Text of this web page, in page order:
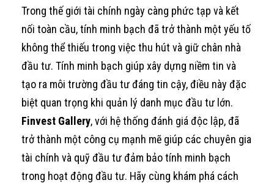
Trong thế giới tài chính ngày càng phức tạp và kết
nối toàn cầu, tính minh bạch đã trở thành một yếu tố
không thể thiếu trong việc thu hút và giữ chân nhà
đầu tư. Tính minh bạch giúp xây dựng niềm tin và
tạo ra môi trường đầu tư đáng tin cậy, điều này đặc
biệt quan trọng khi quản lý danh mục đầu tư lớn.
Finvest Gallery, với hệ thống đánh giá độc lập, đã
trở thành một công cụ mạnh mẽ giúp các chuyên gia
tài chính và quỹ đầu tư đảm bảo tính minh bạch
trong hoạt động đầu tư. Hãy cùng khám phá cách